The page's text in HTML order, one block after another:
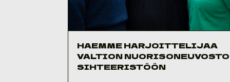
HAEMME HARJOITTELIJAA
VALTION
SIHTEERISTÖÖN